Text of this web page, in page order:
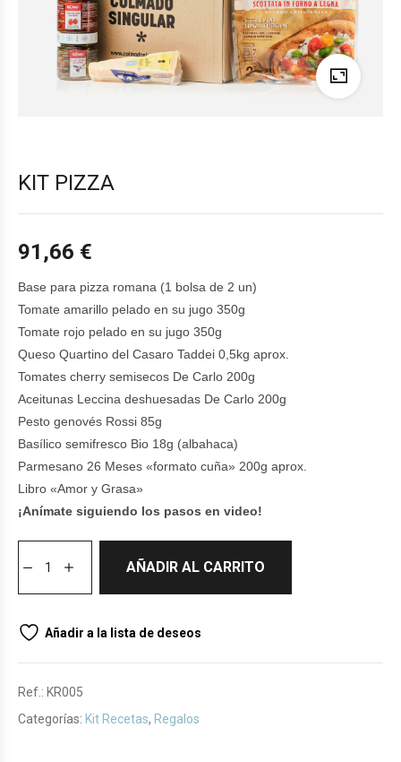
KIT PIZZA
91,66 €
Base para pizza romana (1 bolsa de 2 un)
Tomate amarillo pelado en su jugo 350g
Tomate rojo pelado en su jugo 350g
Queso Quartino del Casaro Taddei 0,5kg aprox.
Tomates cherry semisecos De Carlo 200g
Aceitunas Leccina deshuesadas De Carlo 200g
Pesto genovés Rossi 85g
Basílico semifresco Bio 18g (albahaca)
Parmesano 26 Meses «formato cuña» 200g aprox.
Libro «Amor y Grasa»
¡Anímate siguiendo los pasos en video!
AÑADIR AL CARRITO
Añadir a la lista de deseos
Ref.: KR005
Categorías: Kit Recetas, Regalos